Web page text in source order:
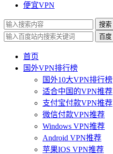
便宜VPN
搜索
百度
首页
国外VPN排行榜
国外10大VPN排行榜
适合中国的VPN推荐
支付宝付款VPN推荐
微信付款VPN推荐
Windows VPN推荐
Android VPN推荐
苹果IOS VPN推荐